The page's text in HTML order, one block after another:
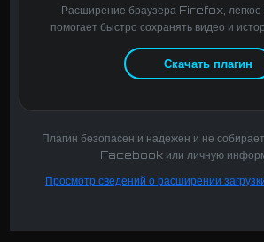
Расширение браузера Firefox, легкое
помогает быстро сохранять видео и
Скачать плагин
Плагин безопасен и надежен и не
Facebook или личную
Просмотр сведений о расширении